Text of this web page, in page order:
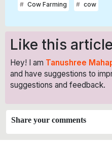
Cow Farming cow
Like this
Hey! I am Tanushree
and have suggestions to
suggestions and feedback.
Share your comments